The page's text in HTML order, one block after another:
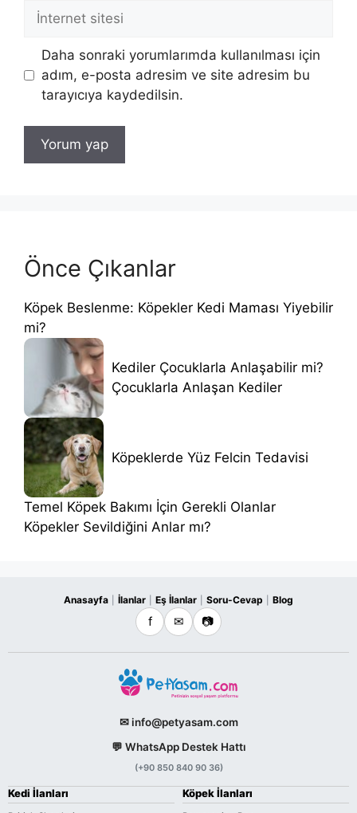
İnternet
Daha sonraki yorumlarımda kullanılması için
adım, e-posta adresim ve site adresim bu
tarayıcıya kaydedilsin.
Önce Çıkanlar
Köpek Beslenme: Köpekler Kedi Maması Yiyebilir
mi?
Kediler Çocuklarla Anlaşabilir mi?
Çocuklarla Anlaşan Kediler
Köpeklerde Yüz Felcin Tedavisi
Temel Köpek Bakımı İçin Gerekli Olanlar
Köpekler Sevildiğini Anlar mı?
Anasayfa İlanlar Eş İlanlar Soru-Cevap Blog
f ✉ 📷
✉ info@petyasam.com
💬 WhatsApp Destek Hattı
(+90 850 840 90 36)
Kedi İlanları Köpek İlanları